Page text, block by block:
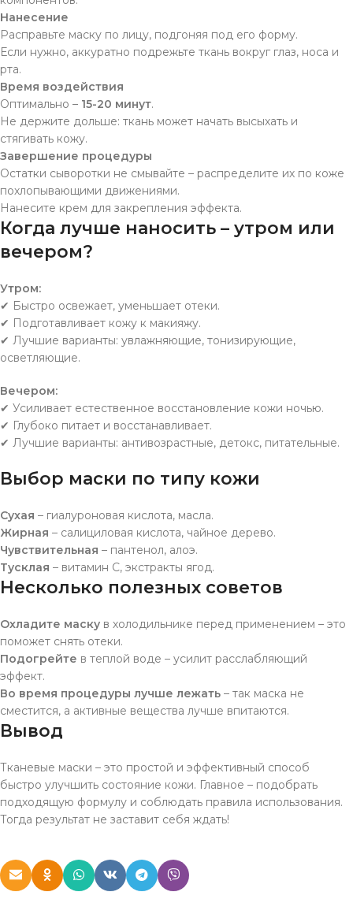
Нанесение
Расправьте маску по лицу, подгоняя под его форму.
Если нужно, аккуратно подрежьте ткань вокруг глаз, носа и
рта.
Время воздействия
Оптимально – 15-20 минут.
Не держите дольше: ткань может начать высыхать и
стягивать кожу.
Завершение процедуры
Остатки сыворотки не смывайте – распределите их по коже
похлопывающими движениями.
Нанесите крем для закрепления эффекта.
Когда лучше наносить – утром или
вечером?
Утром:
✔ Быстро освежает, уменьшает отеки.
✔ Подготавливает кожу к макияжу.
✔ Лучшие варианты: увлажняющие, тонизирующие,
осветляющие.
Вечером:
✔ Усиливает естественное восстановление кожи ночью.
✔ Глубоко питает и восстанавливает.
✔ Лучшие варианты: антивозрастные, детокс, питательные.
Выбор маски по типу кожи
Сухая – гиалуроновая кислота, масла.
Жирная – салициловая кислота, чайное дерево.
Чувствительная – пантенол, алоэ.
Тусклая – витамин С, экстракты ягод.
Несколько полезных советов
Охладите маску в холодильнике перед применением – это
поможет снять отеки.
Подогрейте в теплой воде – усилит расслабляющий
эффект.
Во время процедуры лучше лежать – так маска не
сместится, а активные вещества лучше впитаются.
Вывод
Тканевые маски – это простой и эффективный способ
быстро улучшить состояние кожи. Главное – подобрать
подходящую формулу и соблюдать правила использования.
Тогда результат не заставит себя ждать!